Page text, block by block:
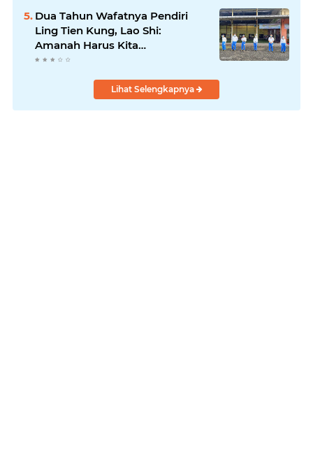
Dua Tahun Wafatnya Pendiri
Ling Tien Kung, Lao Shi:
Amanah Harus Kita
Laksanakan!
Lihat Selengkapnya